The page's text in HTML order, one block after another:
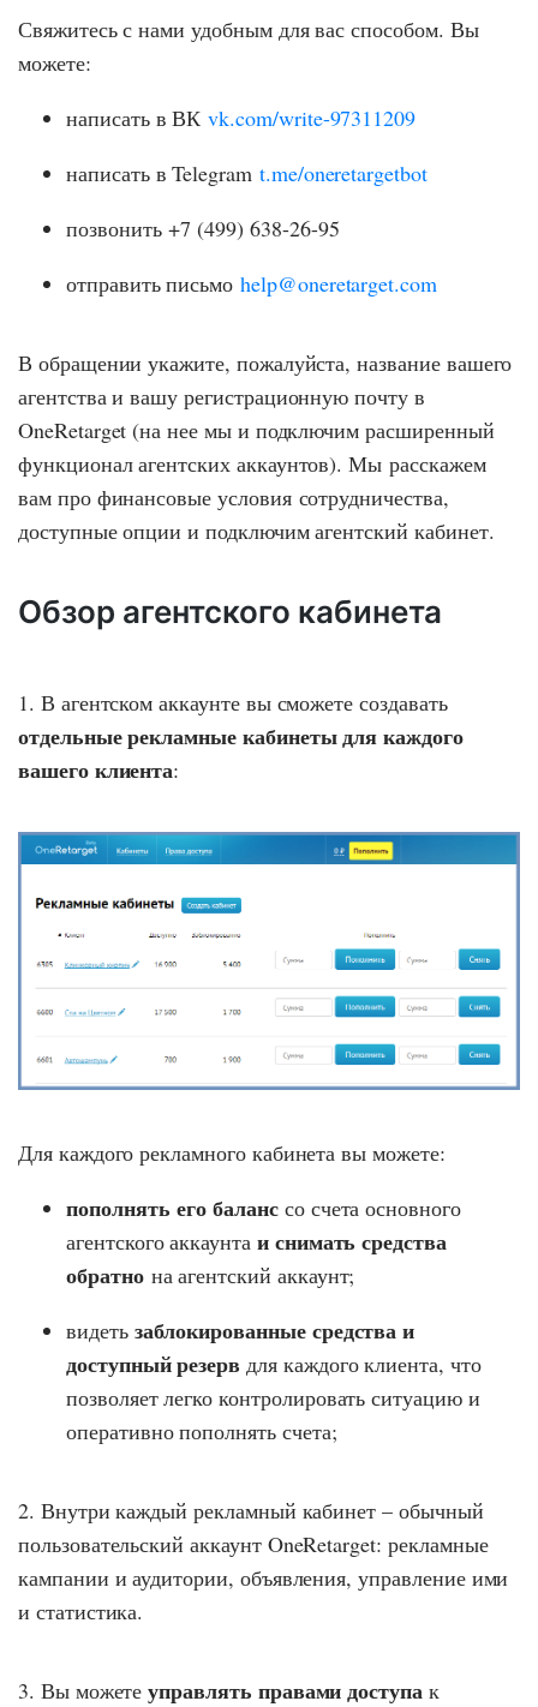
Свяжитесь с нами удобным для вас способом. Вы
можете:
написать в ВКvk.com/write-97311209
написать в Telegram t.me/oneretargetbot
позвонить +7 (499) 638-26-95
отправить письмоhelp@oneretarget.com
В обращении укажите, пожалуйста, название вашего
агентства и вашу регистрационную почту в
OneRetarget (на нее мы и подключим расширенный
функционал агентских аккаунтов). Мы расскажем
вам про финансовые условия сотрудничества,
доступные опции и подключим агентский кабинет.
Обзор агентского кабинета
1. В агентском аккаунте вы сможете создавать
отдельные рекламные кабинеты для каждого
вашего клиента:
Для каждого рекламного кабинета вы можете:
пополнять его баланссо счета основного
агентского аккаунта и снимать средства
обратнона агентский аккаунт;
видеть заблокированные средства и
доступный резерв для каждого клиента, что
позволяет легко контролировать ситуацию и
оперативно пополнять счета;
2. Внутри каждый рекламный кабинет – обычный
пользовательский аккаунт OneRetarget: рекламные
кампании и аудитории, объявления, управление ими
и статистика.
3. Вы можетеуправлять правами доступак